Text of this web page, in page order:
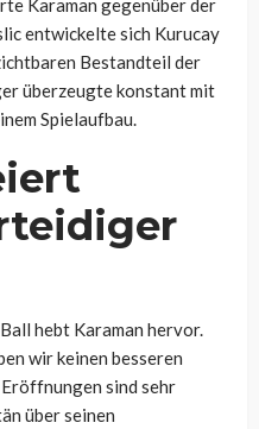
Karaman gegenüber der
entwickelte sich Kurucay
Bestandteil der
überzeugte konstant mit
Spielaufbau.
hebt Karaman hervor.
wir keinen besseren
sind sehr
über seinen